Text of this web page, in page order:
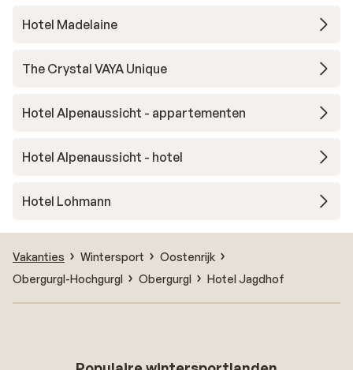
Hotel Madelaine
The Crystal VAYA Unique
Hotel Alpenaussicht - appartementen
Hotel Alpenaussicht - hotel
Hotel Lohmann
Vakanties Wintersport
Oostenrijk
Obergurgl-Hochgurgl
Obergurgl Hotel Jagdhof